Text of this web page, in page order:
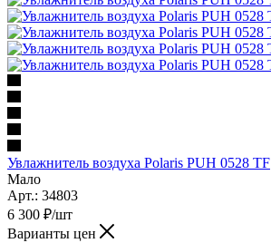
Увлажнитель воздуха Polaris PUH 0528 TF
Мало
Арт.: 34803
6 300 ₽/шт
Варианты цен